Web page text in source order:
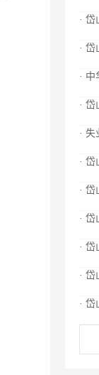
·
·
·
·
· 失
·
·
·
·
·
·